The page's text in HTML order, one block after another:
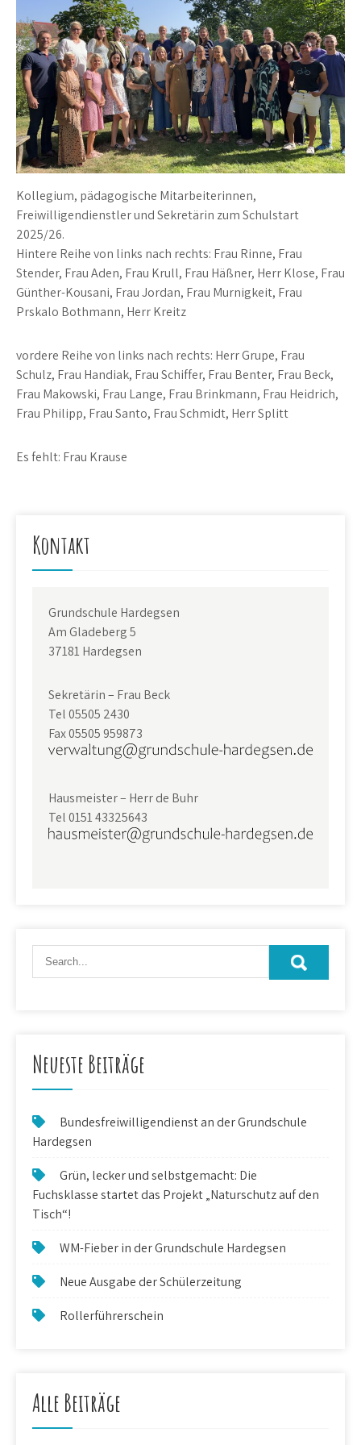
Kollegium, pädagogische Mitarbeiterinnen,
Freiwilligendienstler und Sekretärin zum Schulstart
2025/26.
Hintere Reihe von links nach rechts: Frau Rinne, Frau
Stender, Frau Aden, Frau Krull, Frau Häßner, Herr Klose, Frau
Günther-Kousani, Frau Jordan, Frau Murnigkeit, Frau
Prskalo Bothmann, Herr Kreitz
vordere Reihe von links nach rechts: Herr Grupe, Frau
Schulz, Frau Handiak, Frau Schiffer, Frau Benter, Frau Beck,
Frau Makowski, Frau Lange, Frau Brinkmann, Frau Heidrich,
Frau Philipp, Frau Santo, Frau Schmidt, Herr Splitt
Es fehlt: Frau Krause
Kontakt
Grundschule Hardegsen
Am Gladeberg 5
37181 Hardegsen
Sekretärin – Frau Beck
Tel 05505 2430
Fax 05505 959873
Hausmeister – Herr de Buhr
Tel 0151 43325643
Neueste Beiträge
Bundesfreiwilligendienst an der Grundschule
Hardegsen
Grün, lecker und selbstgemacht: Die
Fuchsklasse startet das Projekt „Naturschutz auf den
Tisch“!
WM-Fieber in der Grundschule Hardegsen
Neue Ausgabe der Schülerzeitung
Rollerführerschein
Alle Beiträge